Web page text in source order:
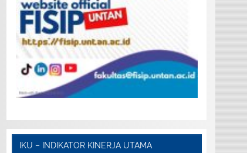
IKU – INDIKATOR KINERJA UTAMA